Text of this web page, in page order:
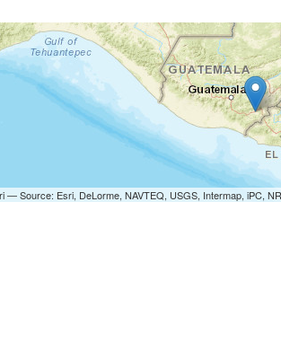
Source: Esri, DeLorme, NAVTEQ, USGS, Intermap, iPC,